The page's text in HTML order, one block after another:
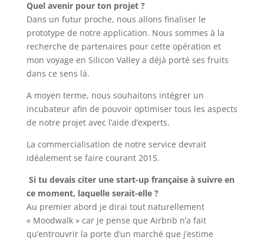
Quel avenir pour ton projet ?
Dans un futur proche, nous allons finaliser le
prototype de notre application. Nous sommes à la
recherche de partenaires pour cette opération et
mon voyage en Silicon Valley a déjà porté ses fruits
dans ce sens là.
A moyen terme, nous souhaitons intégrer un
incubateur afin de pouvoir optimiser tous les aspects
de notre projet avec l’aide d’experts.
La commercialisation de notre service devrait
idéalement se faire courant 2015.
Si tu devais citer une start-up française à suivre en
ce moment, laquelle serait-elle ?
Au premier abord je dirai tout naturellement
« Moodwalk » car je pense que Airbnb n’a fait
qu’entrouvrir la porte d’un marché que j’estime